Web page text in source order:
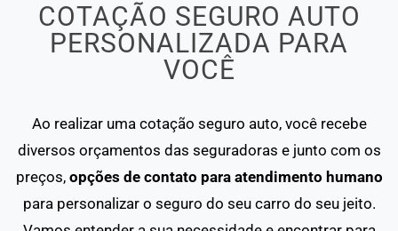
COTAÇÃO SEGURO AUTO
PERSONALIZADA PARA
VOCÊ
Ao realizar uma cotação seguro auto, você recebe
diversos orçamentos das seguradoras e junto com os
preços, opções de contato para atendimento humano
para personalizar o seguro do seu carro do seu jeito.